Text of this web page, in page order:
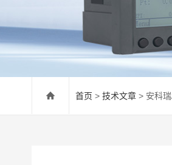
首页 > 技术文章 > 安科